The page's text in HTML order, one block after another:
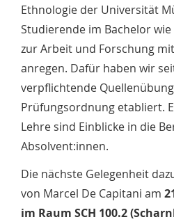
Ethnologie der Universität
Studierende im Bachelor
zur Arbeit und Forschung
anregen. Dafür haben wir
verpflichtende
Prüfungsordnung etabliert.
Lehre sind Einblicke in die
Absolvent:innen.
Die nächste Gelegenheit
von Marcel De Capitani am
im Raum SCH 100.2